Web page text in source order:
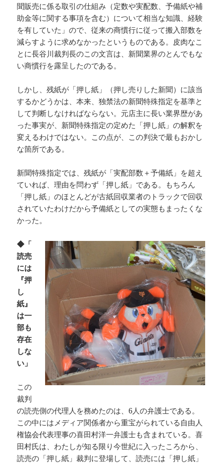
聞販売に係る取引の仕組み（定数や実配数、予備紙や補
助金等に関する事項を含む）について相当な知識、経験
を有していた」ので、従来の商慣行に従って搬入部数を
減らすように求めなかったというものである。皮肉なこ
とに長谷川裁判長のこの文言は、新聞業界のとんでもな
い商慣行を露呈したのである。
しかし、残紙が「押し紙」（押し売りした新聞）に該当
するかどうかは、本来、独禁法の新聞特殊指定を基準と
して判断しなければならない。元店主に長い業界歴があ
った事実が、新聞特殊指定の定めた「押し紙」の解釈を
変えるわけではない。この点が、この判決で最もおかし
な箇所である。
新聞特殊指定では、残紙が「実配部数＋予備紙」を超え
ていれば、理由を問わず「押し紙」である。もちろん
「押し紙」のほとんどが古紙回収業者のトラックで回収
されていたわけだから予備紙としての実態もまったくな
かった。
◆「
読売
には
『押
し
紙』
は一
部も
存在
しな
い」
この
裁判
の読売側の代理人を務めたのは、6人の弁護士である。
この中にはメディア関係者から重宝がられている自由人
権協会代表理事の喜田村洋一弁護士も含まれている。喜
田村氏は、わたしが知る限り今世紀に入ったころから、
読売の「押し紙」裁判に登場して、読売には「押し紙」